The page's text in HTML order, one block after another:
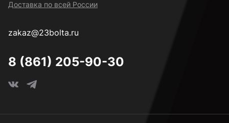
Доставка по всей России
zakaz@23bolta.ru
8 (861) 205-90-30